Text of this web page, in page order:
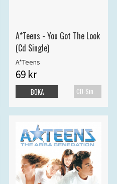
A*Teens - You Got The Look
(Cd Single)
A*Teens
69 kr
BOKA